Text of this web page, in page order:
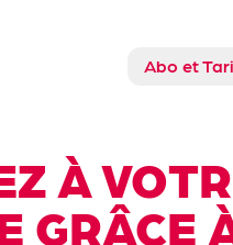
Abo et
À
GRÂCE